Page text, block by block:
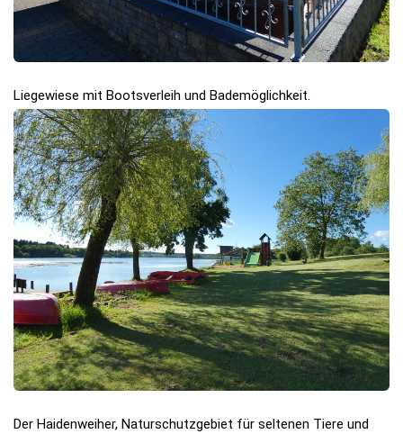
Liegewiese mit Bootsverleih und Bademöglichkeit.
Der Haidenweiher, Naturschutzgebiet für seltenen Tiere und